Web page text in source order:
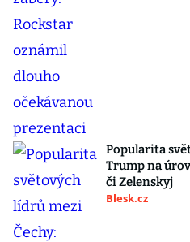
Popularita
Trump na
či Zelenskyj
Blesk.cz